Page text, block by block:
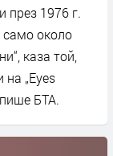
през 1976 г.
около
каза той,
„Eyes
БТА.